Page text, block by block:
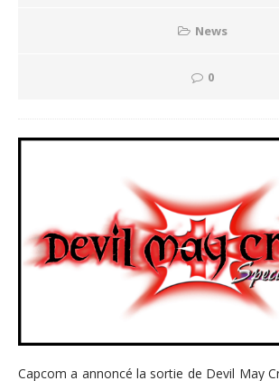
News
0
Capcom a annoncé la sortie de Devil May